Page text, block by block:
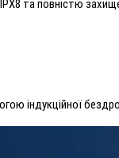
та повністю
індукційної